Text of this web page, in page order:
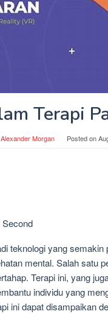
Terapi
Alexander Morgan Posted on
Second
teknologi yang
mental. Salah satu
Terapi ini, yang
individu yang
ini dapat disampaikan